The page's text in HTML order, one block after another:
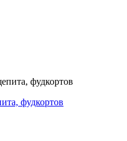
фудкортов